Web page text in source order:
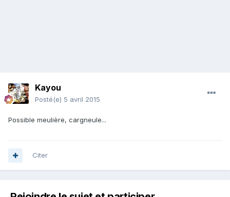
Kayou
Posté(e) 5 avril 2015
Possible meulière, cargneule...
Citer